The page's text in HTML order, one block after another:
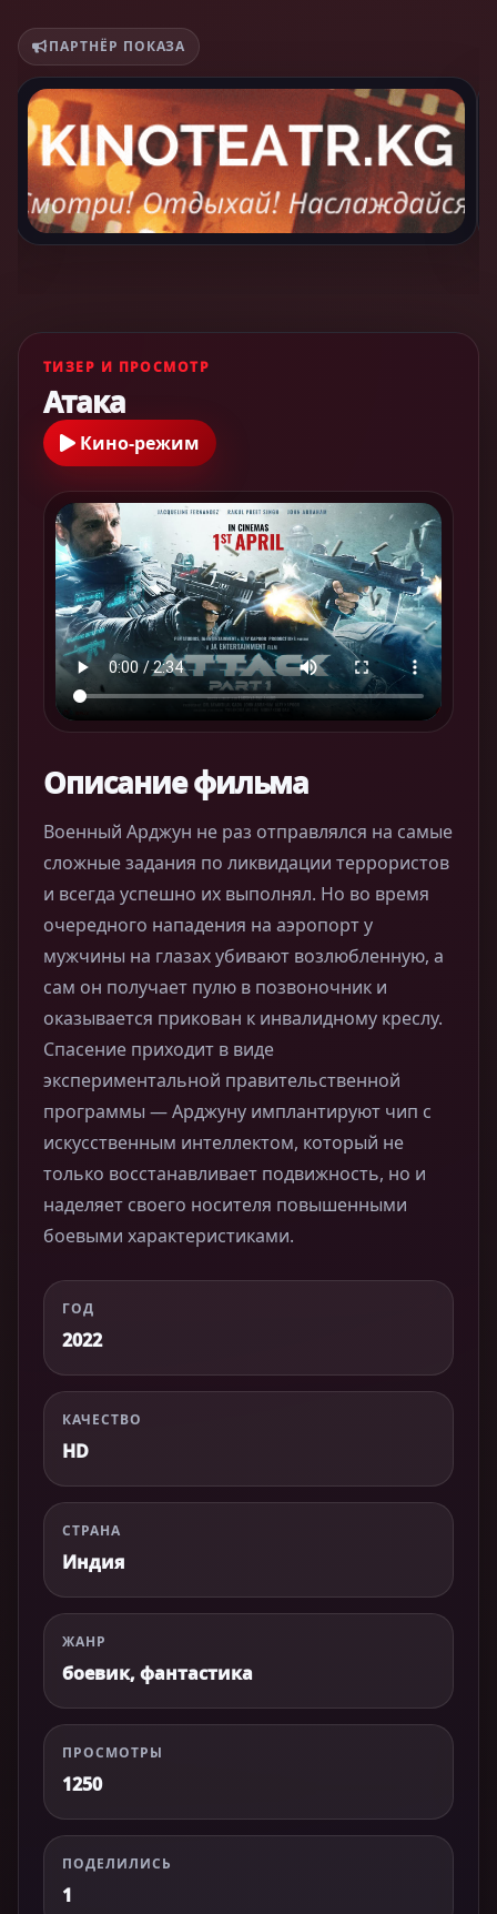
ПАРТНЁР ПОКАЗА
ТИЗЕР И ПРОСМОТР
Атака
Кино-режим
Описание фильма
Военный Арджун не раз отправлялся на самые
сложные задания по ликвидации террористов
и всегда успешно их выполнял. Но во время
очередного нападения на аэропорт у
мужчины на глазах убивают возлюбленную, а
сам он получает пулю в позвоночник и
оказывается прикован к инвалидному креслу.
Спасение приходит в виде
экспериментальной правительственной
программы — Арджуну имплантируют чип с
искусственным интеллектом, который не
только восстанавливает подвижность, но и
наделяет своего носителя повышенными
боевыми характеристиками.
ГОД
2022
КАЧЕСТВО
HD
СТРАНА
Индия
ЖАНР
боевик, фантастика
ПРОСМОТРЫ
1250
ПОДЕЛИЛИСЬ
1